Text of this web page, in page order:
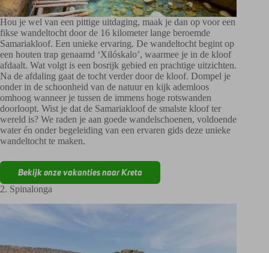
Hou je wel van een pittige uitdaging, maak je dan op voor een
fikse wandeltocht door de 16 kilometer lange beroemde
Samariakloof. Een unieke ervaring. De wandeltocht begint op
een houten trap genaamd ‘Xilóskalo’, waarmee je in de kloof
afdaalt. Wat volgt is een bosrijk gebied en prachtige uitzichten.
Na de afdaling gaat de tocht verder door de kloof. Dompel je
onder in de schoonheid van de natuur en kijk ademloos
omhoog wanneer je tussen de immens hoge rotswanden
doorloopt. Wist je dat de Samariakloof de smalste kloof ter
wereld is? We raden je aan goede wandelschoenen, voldoende
water én onder begeleiding van een ervaren gids deze unieke
wandeltocht te maken.
Bekijk onze vakanties naar Kreta
2. Spinalonga